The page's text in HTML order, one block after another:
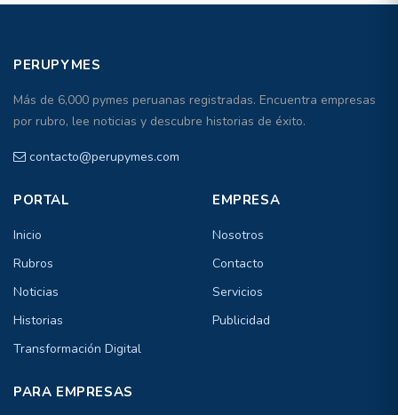
PERUPYMES
Más de 6,000 pymes peruanas registradas. Encuentra empresas
por rubro, lee noticias y descubre historias de éxito.
contacto@perupymes.com
PORTAL
Inicio
Rubros
Noticias
Historias
Transformación Digital
EMPRESA
Nosotros
Contacto
Servicios
Publicidad
PARA EMPRESAS